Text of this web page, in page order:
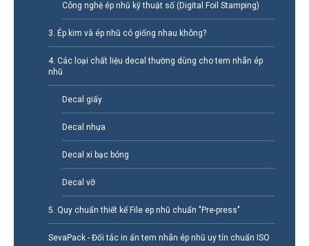
Công nghệ ép nhũ kỹ thuật số (Digital Foil Stamping)
3. Ép kim và ép nhũ có giống nhau không?
4. Các loại chất liệu decal thường dùng cho tem nhãn ép
nhũ
Decal giấy
Decal nhựa
Decal xi bạc bóng
Decal vỡ
5. Quy chuẩn thiết kế File ep nhũ chuẩn "Pre-press"
SevaPack - Đối tác in ấn tem nhãn ép nhũ uy tín chuẩn ISO